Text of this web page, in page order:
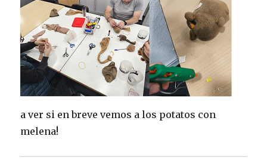
a ver si en breve vemos a los potatos con
melena!